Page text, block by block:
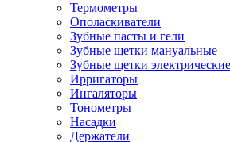
Термометры
Ополаскиватели
Зубные пасты и гели
Зубные щетки мануальные
Зубные щетки электрические
Ирригаторы
Ингаляторы
Тонометры
Насадки
Держатели